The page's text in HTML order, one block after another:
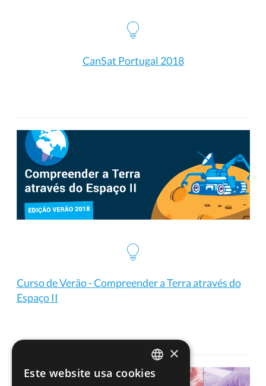
CanSat Portugal 2018
Curso de Verão - Compreender a Terra através do
Espaço II
PORTUGUESE
×
Este website usa cookies